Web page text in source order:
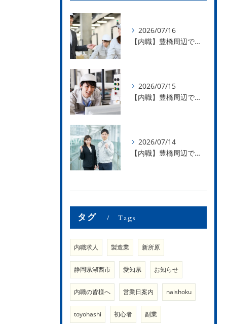
2026/07/16
【内職】豊橋周辺で内職のお仕事を探している方募集中！【お仕事の内容】
2026/07/15
【内職】豊橋周辺で内職のお仕事を探している方募集中！【急な学級閉鎖も安心】
2026/07/14
【内職】豊橋周辺で内職のお仕事を探している方募集中！【内職さまのお声②】
タグ Tags
内職求人 製造業 新所原
静岡県湖西市 愛知県 お知らせ
内職の皆様へ 営業日案内 naishoku
toyohashi 初心者 副業